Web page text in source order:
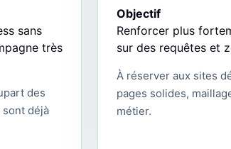
sans
très
des
déjà
Objectif
Renforcer plus
sur des requêtes et
À réserver aux sites
pages solides,
métier.